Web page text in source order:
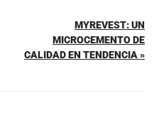
MYREVEST: UN
MICROCEMENTO DE
CALIDAD EN TENDENCIA »